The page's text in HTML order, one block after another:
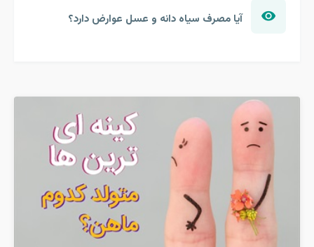
آیا مصرف سیاه دانه و عسل عوارض دارد؟